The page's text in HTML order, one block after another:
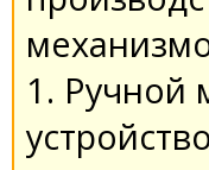
1. Ручной